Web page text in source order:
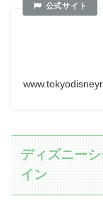
ディズニー
イン